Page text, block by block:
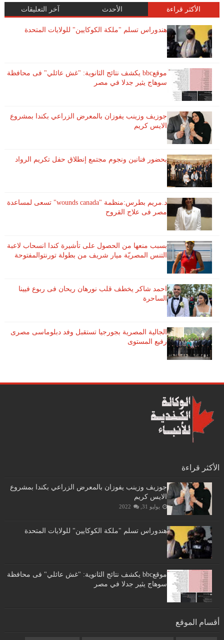
الأكثر قراءة الأحدث آخر التعليقات
هندوراس تسلم "ملكة الكوكايين" للولايات المتحدة
موقعbbc يكشف نتائج الثانوية: "غش عائلي" فى محافظة
سوهاج يثير جدلا في مصر
جوزيف وزينب يفوزان بالمعرض الزراعي بكندا بمشروع
الايس كريم
بحضور فنانين ونجوم مجتمع إنطلاق حفل تكريم الرواد
د.مريم بطرس:منظمة "wounds canada" تسعى لمساعدة
مصر فى علاج القروح
بسبب منعها من الحصول على تأشيرة كندا انسحاب لاعبة ​
التنس​ المصريّة ​ميار شريف​ من بطولة ​تورنتو​المفتوحة
احمد شاكر يخطف قلب نورهان ريحان فى ربوع فيينا
الساحرة
الجالية المصرية بجورجيا تستقبل وفد دبلوماسى مصرى
رفيع المستوى
الأكثر قراءة
جوزيف وزينب يفوزان بالمعرض الزراعي بكندا بمشروع
الايس كريم
يوليو 31, 2022
هندوراس تسلم "ملكة الكوكايين" للولايات المتحدة
موقعbbc يكشف نتائج الثانوية: "غش عائلي" فى محافظة
سوهاج يثير جدلا في مصر
أقسام الموقع